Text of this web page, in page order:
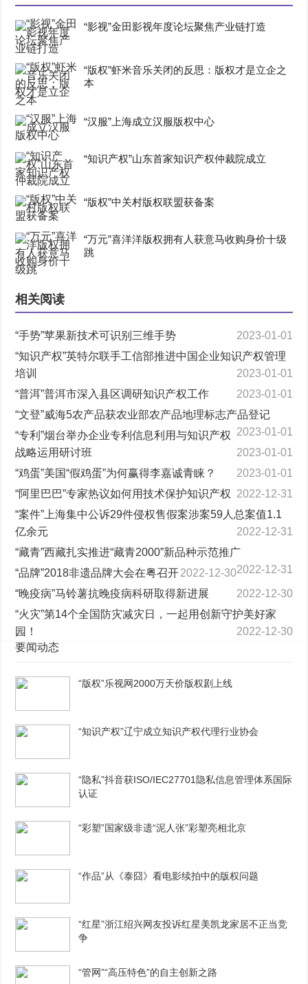
“影视”金田影视年度论坛聚焦产业链打造
“版权”虾米音乐关闭的反思：版权才是立企之
本
“汉服”上海成立汉服版权中心
“知识产权”山东首家知识产权仲裁院成立
“版权”中关村版权联盟获备案
“万元”喜洋洋版权拥有人获意马收购身价十级
跳
相关阅读
“手势”苹果新技术可识别三维手势
2023-01-01
“知识产权”英特尔联手工信部推进中国企业知识产权管理
培训
2023-01-01
“普洱”普洱市深入县区调研知识产权工作
2023-01-01
“文登”威海5农产品获农业部农产品地理标志产品登记
2023-01-01
“专利”烟台举办企业专利信息利用与知识产权
战略运用研讨班
2023-01-01
“鸡蛋”美国“假鸡蛋”为何赢得李嘉诚青睐？
2023-01-01
“阿里巴巴”专家热议如何用技术保护知识产权 2022-12-31
“案件”上海集中公诉29件侵权售假案涉案59人总案值1.1
亿余元
2022-12-31
“藏青”西藏扎实推进“藏青2000”新品种示范推广
2022-12-31
“品牌”2018非遗品牌大会在粤召开2022-12-30
“晚疫病”马铃薯抗晚疫病科研取得新进展
2022-12-30
“火灾”第14个全国防灾减灾日，一起用创新守护美好家
园！
2022-12-30
要闻动态
“版权”乐视网2000万天价版权剧上线
“知识产权”辽宁成立知识产权代理行业协会
“隐私”抖音获ISO/IEC27701隐私信息管理体系国际
认证
“彩塑”国家级非遗“泥人张”彩塑亮相北京
“作品”从《泰囧》看电影续拍中的版权问题
“红星”浙江绍兴网友投诉红星美凯龙家居不正当竞
争
“管网”“高压特色”的自主创新之路